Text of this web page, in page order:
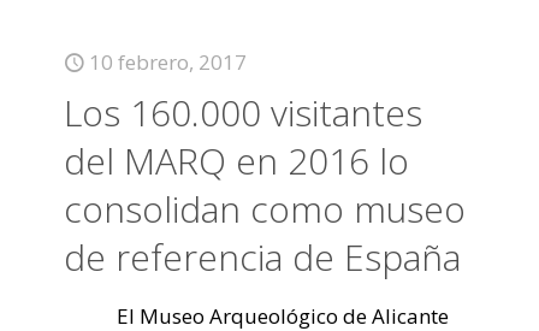
10 febrero, 2017
Los 160.000 visitantes
del MARQ en 2016 lo
consolidan como museo
de referencia de España
El Museo Arqueológico de Alicante